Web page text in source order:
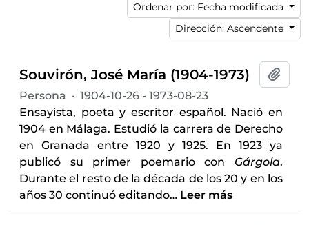
Ordenar por: Fecha modificada
Dirección: Ascendente
Souvirón, José María (1904-1973)
Persona · 1904-10-26 - 1973-08-23
Ensayista, poeta y escritor español. Nació en
1904 en Málaga. Estudió la carrera de Derecho
en Granada entre 1920 y 1925. En 1923 ya
publicó su primer poemario con Gárgola.
Durante el resto de la década de los 20 y en los
años 30 continuó editando… Leer más